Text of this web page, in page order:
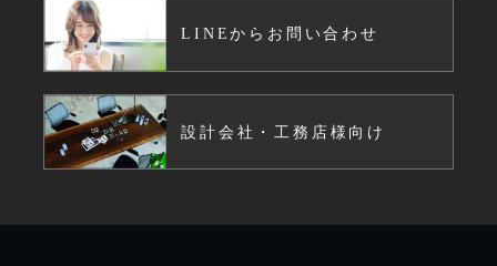
LINEからお問い合わせ
設計会社・工務店様向け